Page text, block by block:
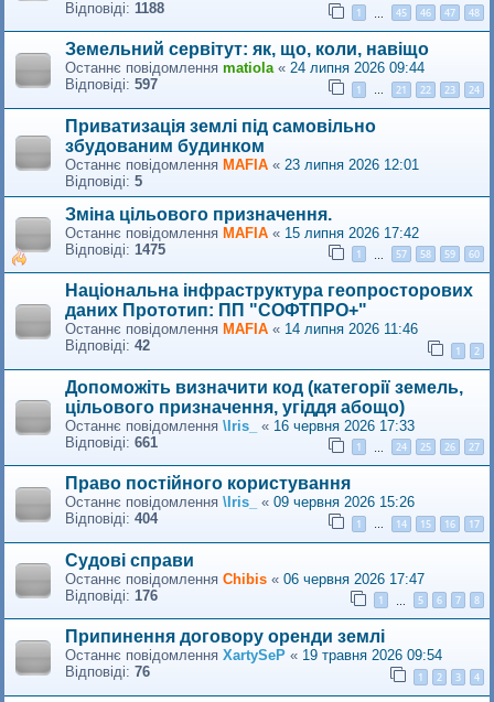
Відповіді: 1188 1 45 46 47 48
Земельний сервітут: як, що, коли, навіщо
Останнє повідомлення matiola« 24 липня 2026 09:44
Відповіді: 597 1 … 21 22 23 24
Приватизація землі під самовільно
збудованим будинком
Останнє повідомлення MAFIA « 23 липня 2026 12:01
Відповіді: 5
Зміна цільового призначення.
Останнє повідомлення MAFIA « 15 липня 2026 17:42
Відповіді: 1475 1 57 58 59 60
Національна інфраструктура геопросторових
даних Прототип: ПП "СОФТПРО+"
Останнє повідомлення MAFIA « 14 липня 2026 11:46
Відповіді: 42 1 2
Допоможіть визначити код (категорії земель,
цільового призначення, угіддя абощо)
Останнє повідомлення \Iris_ « 16 червня 2026 17:33
Відповіді: 661 1 24 25 26 27
Право постійного користування
Останнє повідомлення \Iris_ « 09 червня 2026 15:26
Відповіді: 404 1 … 14 15 16 17
Судові справи
Останнє повідомлення Сhibis « 06 червня 2026 17:47
Відповіді: 176 1 5 6 7 8
Припинення договору оренди землі
Останнє повідомлення XartySeP « 19 травня 2026 09:54
Відповіді: 76 1 2 3 4